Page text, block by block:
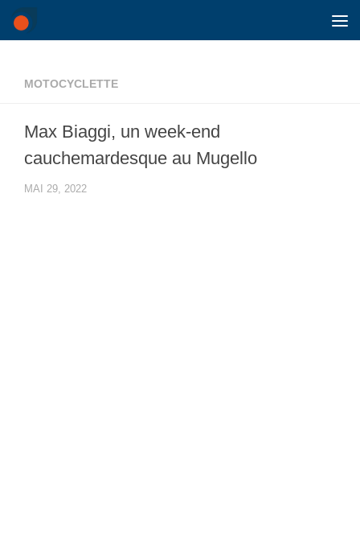
Skip to content
MOTOCYCLETTE
Max Biaggi, un week-end
cauchemardesque au Mugello
MAI 29, 2022